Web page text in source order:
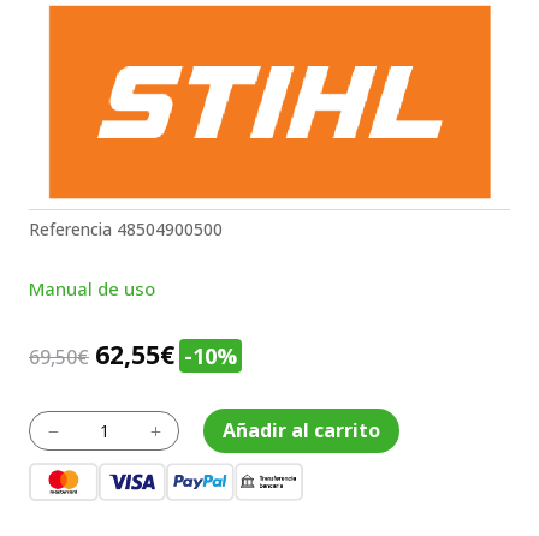
Referencia 48504900500
Manual de uso
69,50€ El
original
era:
69,50€.
62,55€El
actual
es:
62,55€.
-10%
K
Cinturón
de
batería
con
L Añadir al carrito